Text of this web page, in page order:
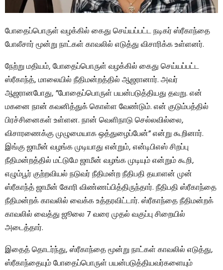
போதைப்பொருள் வழக்கில் கைது செய்யப்பட்ட நடிகர் ஸ்ரீகாந்தை
போலீசார் மூன்று நாட்கள் காவலில் எடுத்து விசாரிக்க உள்ளனர்.
நேற்று மதியம், போதைப்பொருள் வழக்கில் கைது செய்யப்பட்ட
ஸ்ரீகாந்த், மாலையில் நீதிமன்றத்தில் ஆஜரானார். அவர்
ஆஜரானபோது, ​​”போதைப்பொருள் பயன்படுத்தியது தவறு. என்
மகனை நான் கவனித்துக் கொள்ள வேண்டும். என் குடும்பத்தில்
பிரச்சினைகள் உள்ளன. நான் வெளிநாடு செல்லவில்லை,
விசாரணைக்கு முழுமையாக ஒத்துழைப்பேன்” என்று கூறினார்.
இங்கு ஜாமீன் வழங்க முடியாது என்றும், என்டிபிஎஸ் சிறப்பு
நீதிமன்றத்தில் மட்டுமே ஜாமீன் வழங்க முடியும் என்றும் கூறி,
எழும்பூர் குற்றவியல் நடுவர் நீதிமன்ற நீதிபதி தயாளன் முன்
ஸ்ரீகாந்த் ஜாமீன் கோரி விண்ணப்பித்திருந்தார். நீதிபதி ஸ்ரீகாந்தை
நீதிமன்றக் காவலில் வைக்க உத்தரவிட்டார். ஸ்ரீகாந்தை நீதிமன்றக்
காவலில் வைத்து ஜூலை 7 வரை முதல் வகுப்பு சிறையில்
அடைத்தார்.
இதைத் தொடர்ந்து, ஸ்ரீகாந்தை மூன்று நாட்கள் காவலில் எடுத்து,
ஸ்ரீகாந்தையும் போதைப்பொருள் பயன்படுத்தியவர்களையும்